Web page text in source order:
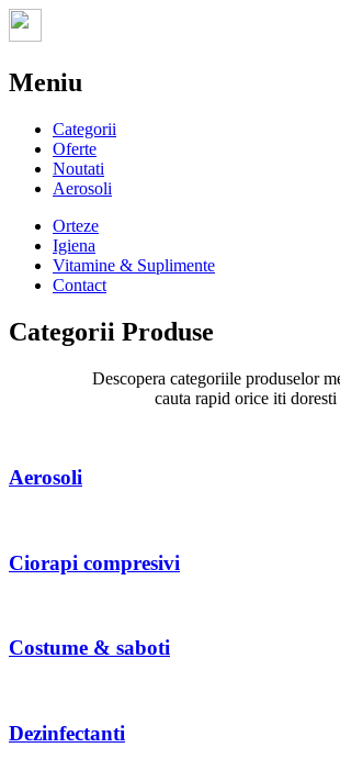
Meniu
Categorii
Oferte
Noutati
Aerosoli
Orteze
Igiena
Vitamine & Suplimente
Contact
Categorii Produse
Descopera categoriile produselor
cauta rapid orice iti doresti
Aerosoli
Ciorapi compresivi
Costume & saboti
Dezinfectanti